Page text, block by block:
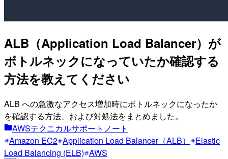
ALB（Application Load Balancer）が
ボトルネックになっていたか確認する
方法を教えてください
ALB への急激なアクセス増加時にボトルネックになったか
を確認する方法、および対処法をまとめました。
AWSテクニカルサポートノート
Amazon EC2 Application Load Balancer（ALB）
Elastic
Load Balancing (ELB) AWS